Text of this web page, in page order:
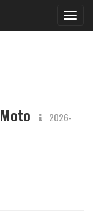
2026-